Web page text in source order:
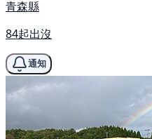
青森縣
84起出沒
通知